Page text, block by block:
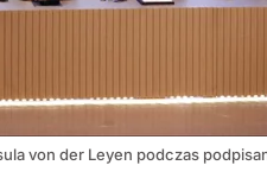
von der Leyen podczas